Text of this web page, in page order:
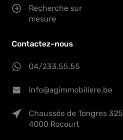
Recherche sur
mesure
Contactez-nous
04/233.55.55
info@agimmobiliere.be
Chaussée de Tongres 325
4000 Rocourt